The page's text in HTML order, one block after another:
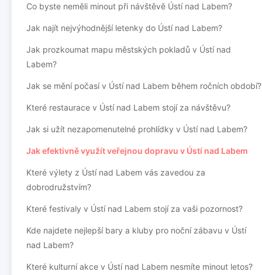
Co byste neměli minout při návštěvě Ústí nad Labem?
Jak najít nejvýhodnější letenky do Ústí nad Labem?
Jak prozkoumat mapu městských pokladů v Ústí nad
Labem?
Jak se mění počasí v Ústí nad Labem během ročních období?
Které restaurace v Ústí nad Labem stojí za návštěvu?
Jak si užít nezapomenutelné prohlídky v Ústí nad Labem?
Jak efektivně využít veřejnou dopravu v Ústí nad Labem
Které výlety z Ústí nad Labem vás zavedou za
dobrodružstvím?
Které festivaly v Ústí nad Labem stojí za vaši pozornost?
Kde najdete nejlepší bary a kluby pro noční zábavu v Ústí
nad Labem?
Které kulturní akce v Ústí nad Labem nesmíte minout letos?